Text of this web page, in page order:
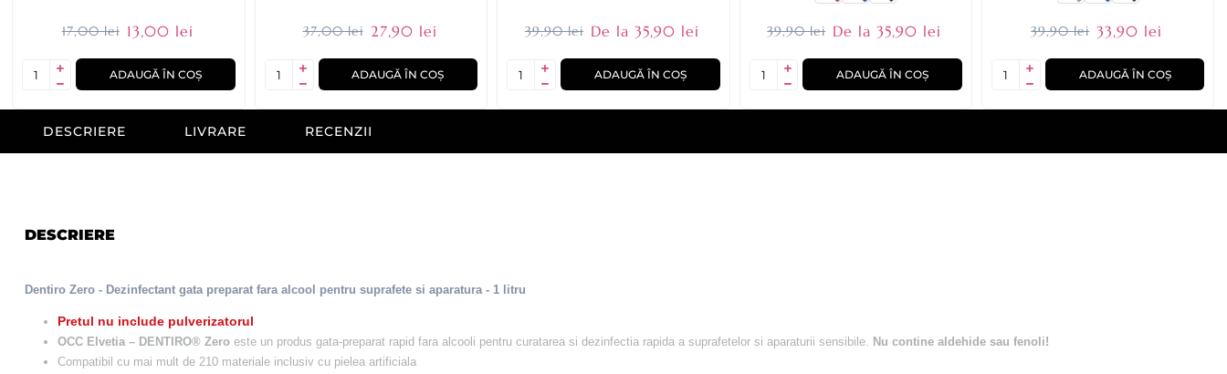
17,00 lei 13,00 lei
ADAUGĂ ÎN COȘ
37,00 lei 27,90 lei
ADAUGĂ ÎN COȘ
39,90 lei De la 35,90 lei
ADAUGĂ ÎN COȘ
39,90 lei De la 35,90 lei
ADAUGĂ ÎN COȘ
39,90 lei 33,90 lei
ADAUGĂ ÎN COȘ
DESCRIERE LIVRARE RECENZII
DESCRIERE
Dentiro Zero - Dezinfectant gata preparat fara alcool pentru suprafete si aparatura - 1 litru
Pretul nu include pulverizatorul
OCC Elvetia – DENTIRO® Zeroeste un produs gata-preparat rapid fara alcooli pentru curatarea si dezinfectia rapida a suprafetelor si aparaturii sensibile. Nu contine aldehide sau fenoli!
Compatibil cu mai mult de 210 materiale inclusiv cu pielea artificiala